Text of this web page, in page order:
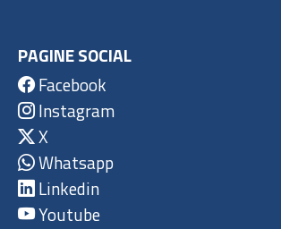
PAGINE SOCIAL
Facebook
Instagram
X
Whatsapp
Linkedin
Youtube